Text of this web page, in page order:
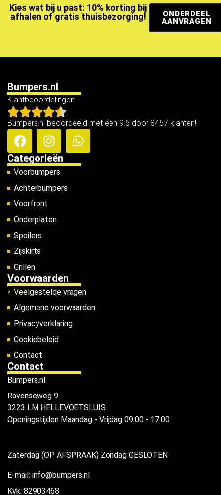
Kies wat bij u past: 10% korting bij
afhalen of gratis thuisbezorging!
ONDERDEEL
AANVRAGEN
Bumpers.nl
Klantbeoordelingen
Bumpers.nl beoordeeld met een 9.6 door 8457 klanten!
Categorieën
Voorbumpers
Achterbumpers
Voorfront
Onderplaten
Spoilers
Zijskirts
Grillen
Voorwaarden
Veelgestelde vragen
Algemene voorwaarden
Privacyverklaring
Cookiebeleid
Contact
Contact
Bumpers.nl
Ravenseweg 9
3223 LM HELLEVOETSLUIS
Openingstijden Maandag - Vrijdag 09:00 - 17:00
Zaterdag (OP AFSPRAAK) Zondag GESLOTEN
E-mail: info@bumpers.nl
Kvk: 82903468